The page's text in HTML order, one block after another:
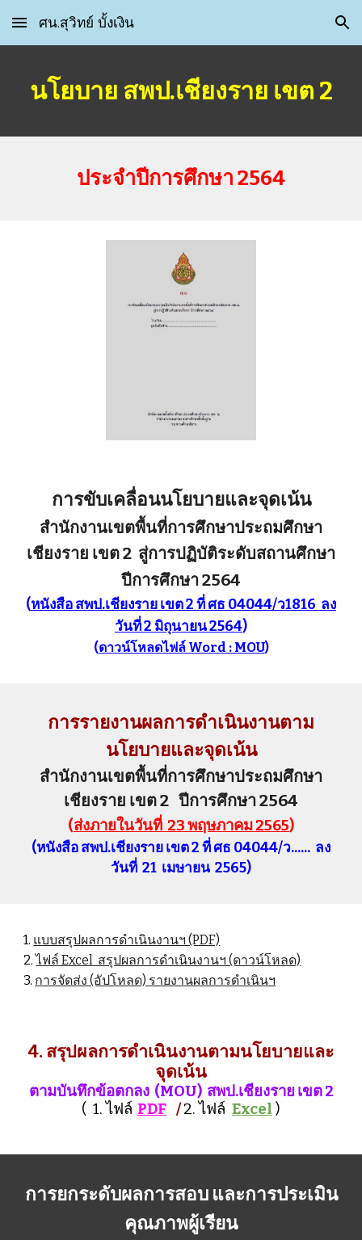
Skip to main content Skip to navigation
ศน.สุวิทย์ บั้งเงิน
นโยบาย สพป.เชียงราย เขต 2
ประจำปีการศึกษา 2564
การขับเคลื่อนนโยบายและจุดเน้น
สำนักงานเขตพื้นที่การศึกษาประถมศึกษา
เชียงราย เขต 2 สู่การปฏิบัติระดับสถานศึกษา
ปีการศึกษา 2564
(หนังสือ สพป.เชียงราย เขต 2 ที่ ศธ 04044/ว1816 ลง
วันที่ 2 มิถุนายน 2564)
(ดาวน์โหลดไฟล์ Word : MOU)
การรายงานผลการดำเนินงานตาม
นโยบายและจุดเน้น
สำนักงานเขตพื้นที่การศึกษาประถมศึกษา
เชียงราย เขต 2 ปีการศึกษา 2564
(ส่งภายในวันที่ 23 พฤษภาคม 2565)
(หนังสือ สพป.เชียงราย เขต 2 ที่ ศธ 04044/ว...... ลง
วันที่ 21 เมษายน 2565)
1. แบบสรุปผลการดำเนินงานฯ (PDF)
2.ไฟล์ Excel สรุปผลการดำเนินงานฯ (ดาวน์โหลด)
3. การจัดส่ง (อัปโหลด) รายงานผลการดำเนินฯ
4. สรุปผลการดำเนินงานตามนโยบายและ
จุดเน้น
ตามบันทึกข้อตกลง (MOU) สพป.เชียงราย เขต 2
( 1. ไฟล์ PDF /2. ไฟล์ Excel )
การยกระดับผลการสอบ และการประเมิน
คุณภาพผู้เรียน